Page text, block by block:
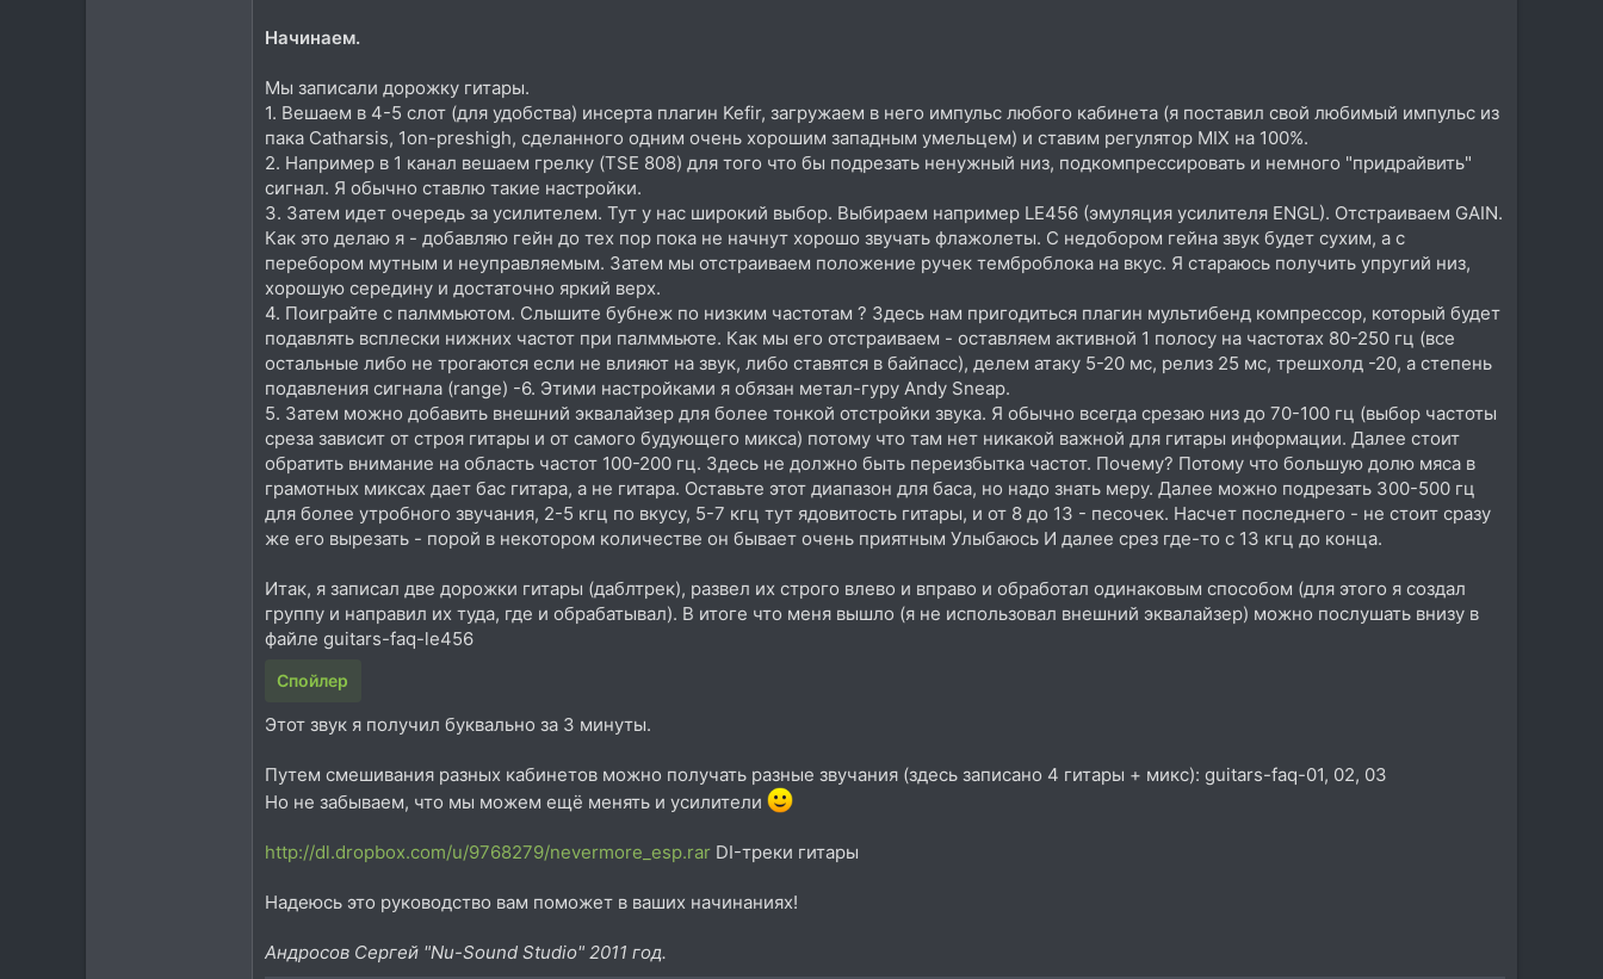
Начинаем.
Мы записали дорожку гитары.
1. Вешаем в 4-5 слот (для удобства) инсерта плагин Kefir, загружаем в него импульс любого кабинета (я поставил свой любимый импульс из
пака Catharsis, 1on-preshigh, сделанного одним очень хорошим западным умельцем) и ставим регулятор MIX на 100%.
2. Например в 1 канал вешаем грелку (TSE 808) для того что бы подрезать ненужный низ, подкомпрессировать и немного "придрайвить"
сигнал. Я обычно ставлю такие настройки.
3. Затем идет очередь за усилителем. Тут у нас широкий выбор. Выбираем например LE456 (эмуляция усилителя ENGL). Отстраиваем GAIN.
Как это делаю я - добавляю гейн до тех пор пока не начнут хорошо звучать флажолеты. С недобором гейна звук будет сухим, а с
перебором мутным и неуправляемым. Затем мы отстраиваем положение ручек темброблока на вкус. Я стараюсь получить упругий низ,
хорошую середину и достаточно яркий верх.
4. Поиграйте с палммьютом. Слышите бубнеж по низким частотам ? Здесь нам пригодиться плагин мультибенд компрессор, который будет
подавлять всплески нижних частот при палммьюте. Как мы его отстраиваем - оставляем активной 1 полосу на частотах 80-250 гц (все
остальные либо не трогаются если не влияют на звук, либо ставятся в байпасс), делем атаку 5-20 мс, релиз 25 мс, трешхолд -20, а степень
подавления сигнала (range) -6. Этими настройками я обязан метал-гуру Andy Sneap.
5. Затем можно добавить внешний эквалайзер для более тонкой отстройки звука. Я обычно всегда срезаю низ до 70-100 гц (выбор частоты
среза зависит от строя гитары и от самого будующего микса) потому что там нет никакой важной для гитары информации. Далее стоит
обратить внимание на область частот 100-200 гц. Здесь не должно быть переизбытка частот. Почему? Потому что большую долю мяса в
грамотных миксах дает бас гитара, а не гитара. Оставьте этот диапазон для баса, но надо знать меру. Далее можно подрезать 300-500 гц
для более утробного звучания, 2-5 кгц по вкусу, 5-7 кгц тут ядовитость гитары, и от 8 до 13 - песочек. Насчет последнего - не стоит сразу
же его вырезать - порой в некотором количестве он бывает очень приятным Улыбаюсь И далее срез где-то с 13 кгц до конца.
Итак, я записал две дорожки гитары (даблтрек), развел их строго влево и вправо и обработал одинаковым способом (для этого я создал
группу и направил их туда, где и обрабатывал). В итоге что меня вышло (я не использовал внешний эквалайзер) можно послушать внизу в
файле guitars-faq-le456
Спойлер
Этот звук я получил буквально за 3 минуты.
Путем смешивания разных кабинетов можно получать разные звучания (здесь записано 4 гитары + микс): guitars-faq-01, 02, 03
Но не забываем, что мы можем ещё менять и усилители
http://dl.dropbox.com/u/9768279/nevermore_esp.rar DI-треки гитары
Надеюсь это руководство вам поможет в ваших начинаниях!
Андросов Сергей "Nu-Sound Studio" 2011 год.